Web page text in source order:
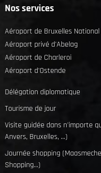
Nos services
Aéroport de Bruxelles
Aéroport privé d'Abelag
Aéroport de Charleroi
Aéroport d'Ostende
Délégation diplomatique
Tourisme de jour
Visite guidée dans n'importe
Anvers, Bruxelles, ...)
Journée shopping
Shopping...)